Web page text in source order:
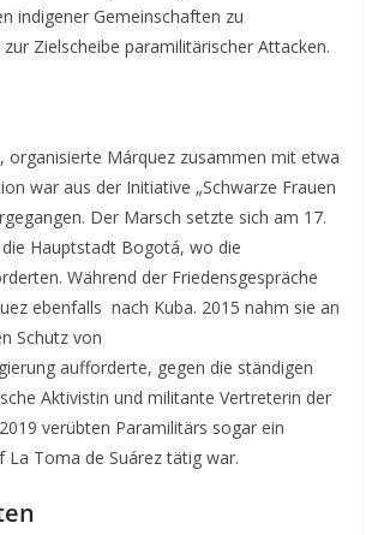
indigener Gemeinschaften zu
Zielscheibe paramilitärischer Attacken.
organisierte Márquez zusammen mit etwa
war aus der Initiative „Schwarze Frauen
Der Marsch setzte sich am 17.
Hauptstadt Bogotá, wo die
Während der Friedensgespräche
ebenfalls nach Kuba. 2015 nahm sie an
Schutz von
aufforderte, gegen die ständigen
Aktivistin und militante Vertreterin der
verübten Paramilitärs sogar ein
Toma de Suárez tätig war.